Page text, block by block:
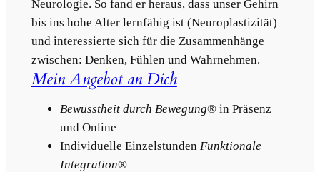
Neurologie. So fand er heraus, dass unser Gehirn
bis ins hohe Alter lernfähig ist (Neuroplastizität)
und interessierte sich für die Zusammenhänge
zwischen: Denken, Fühlen und Wahrnehmen.
Mein Angebot an Dich
Bewusstheit durch Bewegung® in Präsenz
und Online
Individuelle Einzelstunden Funktionale
Integration®